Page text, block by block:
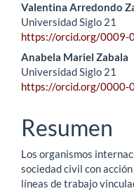
Valentina Arredondo
Universidad Siglo 21
https://orcid.org/0009-
Anabela Mariel Zabala
Universidad Siglo 21
https://orcid.org/0000-
Resumen
Los organismos
sociedad civil con
líneas de trabajo